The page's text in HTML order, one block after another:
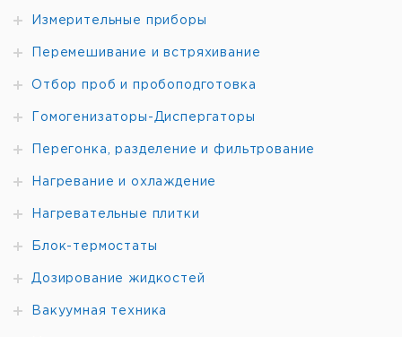
Измерительные приборы
Перемешивание и встряхивание
Отбор проб и пробоподготовка
Гомогенизаторы-Диспергаторы
Перегонка, разделение и фильтрование
Нагревание и охлаждение
Нагревательные плитки
Блок-термостаты
Дозирование жидкостей
Вакуумная техника